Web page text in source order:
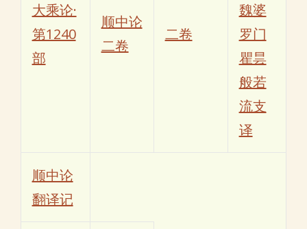
大乘论·
第1240
部
顺中论
二卷
二卷
魏婆
罗门
瞿昙
般若
流支
译
顺中论
翻译记